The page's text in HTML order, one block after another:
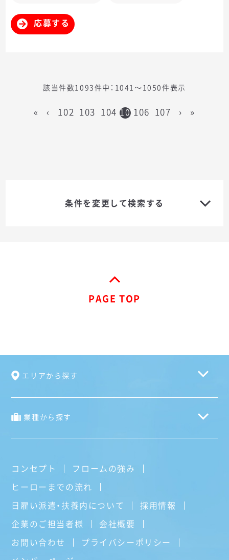
応募する
該当件数1093件中：1041〜1050件表示
« ‹ 102 103 104 105106 107 › »
条件を変更して検索する
PAGE TOP
エリアから探す
業種から探す
コンセプト
フロームの強み
ヒーローまでの流れ
日雇い派遣・扶養内について
採用情報
企業のご担当者様
会社概要
お問い合わせ
プライバシーポリシー